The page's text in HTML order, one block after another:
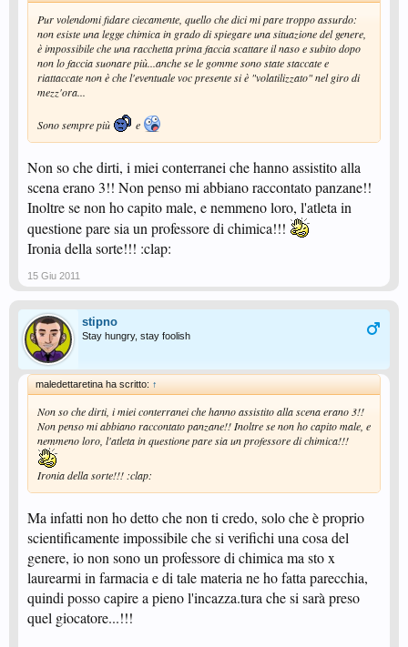
Pur volendomi fidare ciecamente, quello che dici mi pare troppo assurdo:
non esiste una legge chimica in grado di spiegare una situazione del genere,
è impossibile che una racchetta prima faccia scattare il naso e subito dopo
non lo faccia suonare più...anche se le gomme sono state staccate e
riattaccate non è che l'eventuale voc presente si è "volatilizzato" nel giro di
mezz'ora...
Sono sempre più e
Non so che dirti, i miei conterranei che hanno assistito alla
scena erano 3!! Non penso mi abbiano raccontato panzane!!
Inoltre se non ho capito male, e nemmeno loro, l'atleta in
questione pare sia un professore di chimica!!!
Ironia della sorte!!! :clap:
15 Giu 2011
stipno
Stay hungry, stay foolish
maledettaretina ha scritto: ↑
Non so che dirti, i miei conterranei che hanno assistito alla scena erano 3!!
Non penso mi abbiano raccontato panzane!! Inoltre se non ho capito male, e
nemmeno loro, l'atleta in questione pare sia un professore di chimica!!!
Ironia della sorte!!! :clap:
Ma infatti non ho detto che non ti credo, solo che è proprio
scientificamente impossibile che si verifichi una cosa del
genere, io non sono un professore di chimica ma sto x
laurearmi in farmacia e di tale materia ne ho fatta parecchia,
quindi posso capire a pieno l'incazza.tura che si sarà preso
quel giocatore...!!!